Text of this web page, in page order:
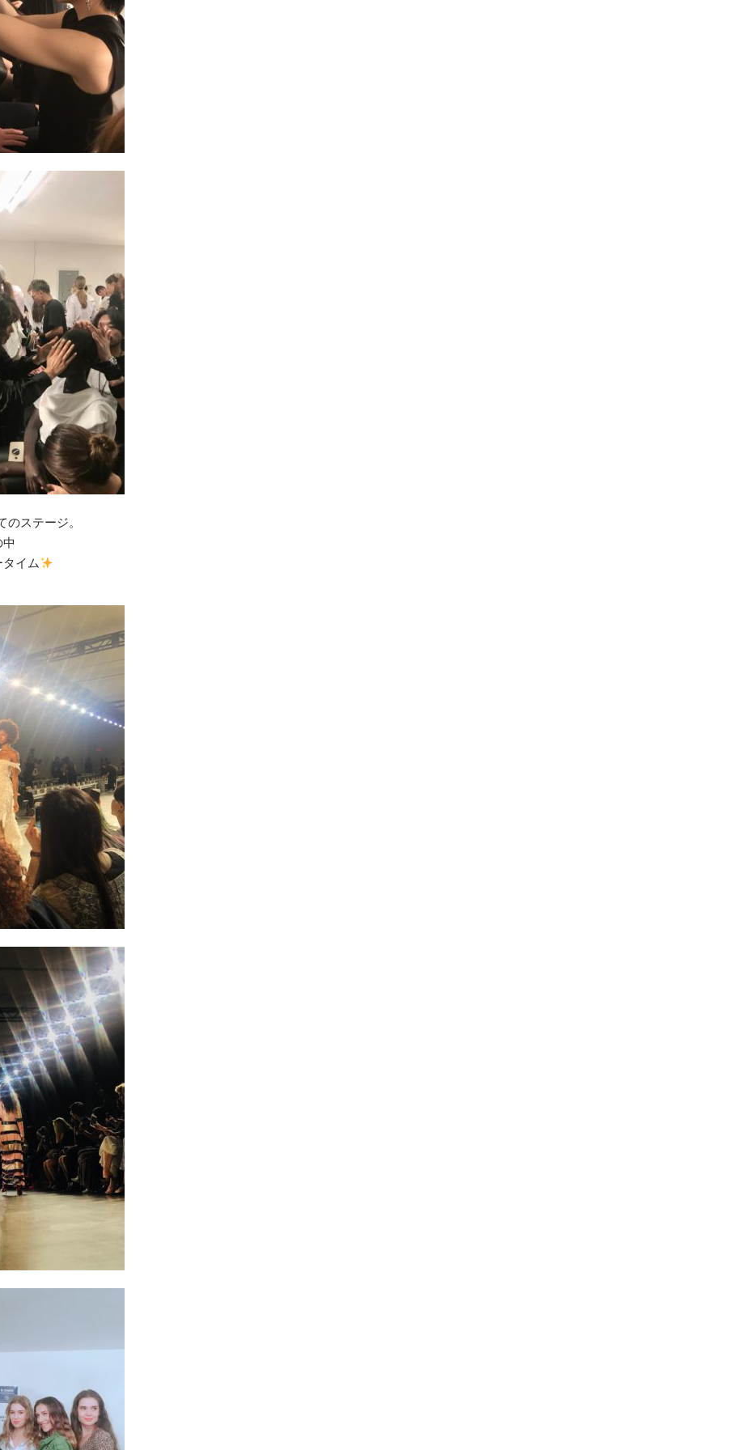
ステージ。
イム